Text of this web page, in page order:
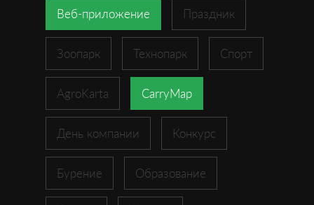
Веб-приложение Праздник
Зоопарк Технопарк Спорт
AgroKarta CarryMap
День компании Конкурс
Бурение Образование